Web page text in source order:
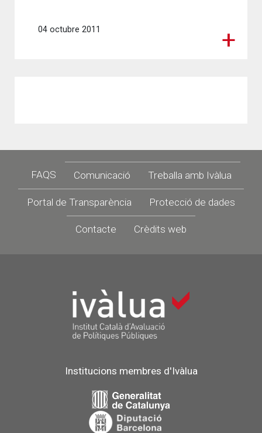
04 octubre 2011
Footer
FAQS Comunicació Treballa amb Ivàlua
Portal de Transparència Protecció de dades
Contacte Crèdits web
Institucions membres d'Ivàlua